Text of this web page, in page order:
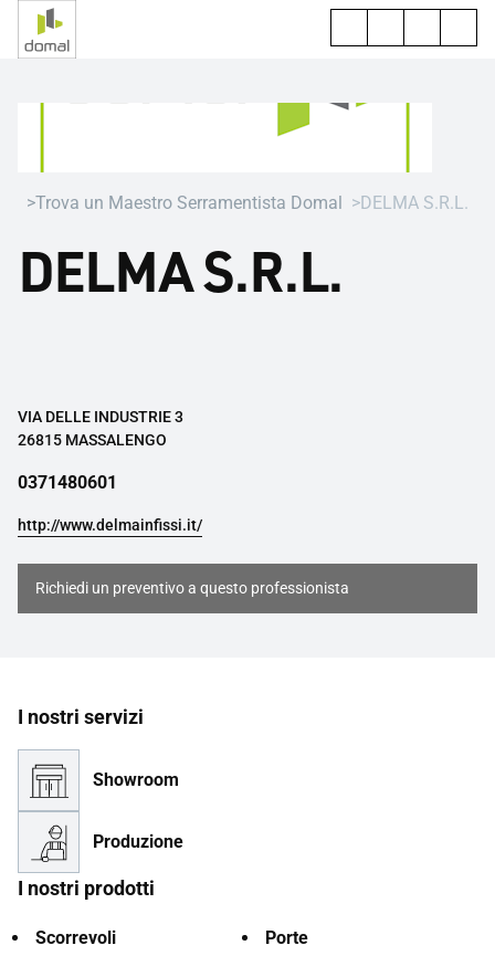
Trova un Maestro Serramentista Domal DELMA S.R.L.
DELMA S.R.L.
VIA DELLE INDUSTRIE 3
26815 MASSALENGO
0371480601
http://www.delmainfissi.it/
Richiedi un preventivo a questo professionista
I nostri servizi
Showroom
Produzione
I nostri prodotti
Scorrevoli Porte